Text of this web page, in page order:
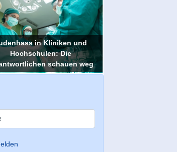
in Kliniken und
Hochschulen: Die
schauen weg